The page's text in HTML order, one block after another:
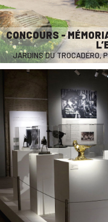
CONCOURS -
JARDINS DU TROCADÉRO,